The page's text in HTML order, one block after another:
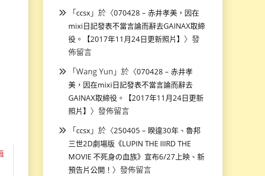
「ccsx」於〈070428 – 赤井孝美，因在
mixi日記發表不當言論而辭去GAINAX取締
役。【2017年11月24日更新照片】 〉發
佈留言
「Wang Yun 」於〈070428 – 赤井孝
美，因在mixi日記發表不當言論而辭去
GAINAX取締役。【2017年11月24日更新
照片】 〉發佈留言
「ccsx」於〈250405 – 睽違30年、魯邦
三世2D劇場版《LUPIN THE IIIRD THE
MOVIE 不死身の血族》宣布6/27上映、新
預告片公開！ 〉發佈留言